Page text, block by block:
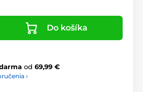
Do košíka
od 69,99 €
›